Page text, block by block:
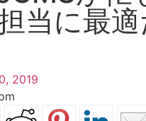
当に最適
2019